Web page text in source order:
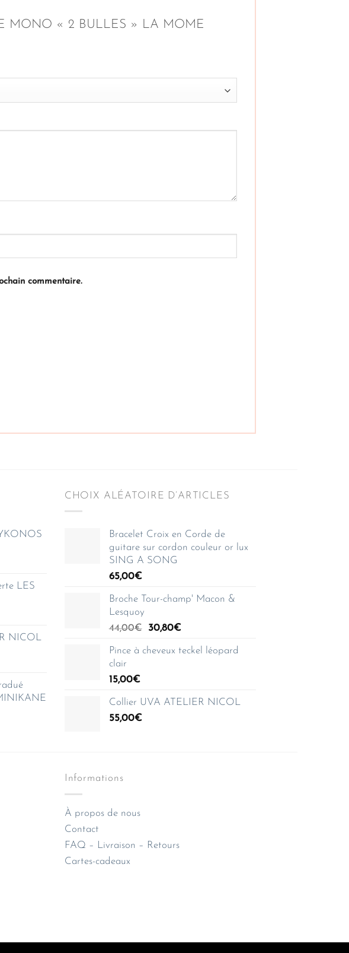
MONO « 2 BULLES » LA MOME
commentaire.
LES
NICOL
CHOIX ALÉATOIRE D’ARTICLES
Bracelet Croix en Corde de
guitare sur cordon couleur or lux
SING A SONG
65,00€
Broche Tour-champ' Macon &
Lesquoy
44,00€
Le
initial
30,80€Le
actuel
Pince à cheveux teckel léopard
clair
15,00€
Collier UVA ATELIER NICOL
55,00€
Informations
À propos de nous
Contact
FAQ – Livraison – Retours
Cartes-cadeaux